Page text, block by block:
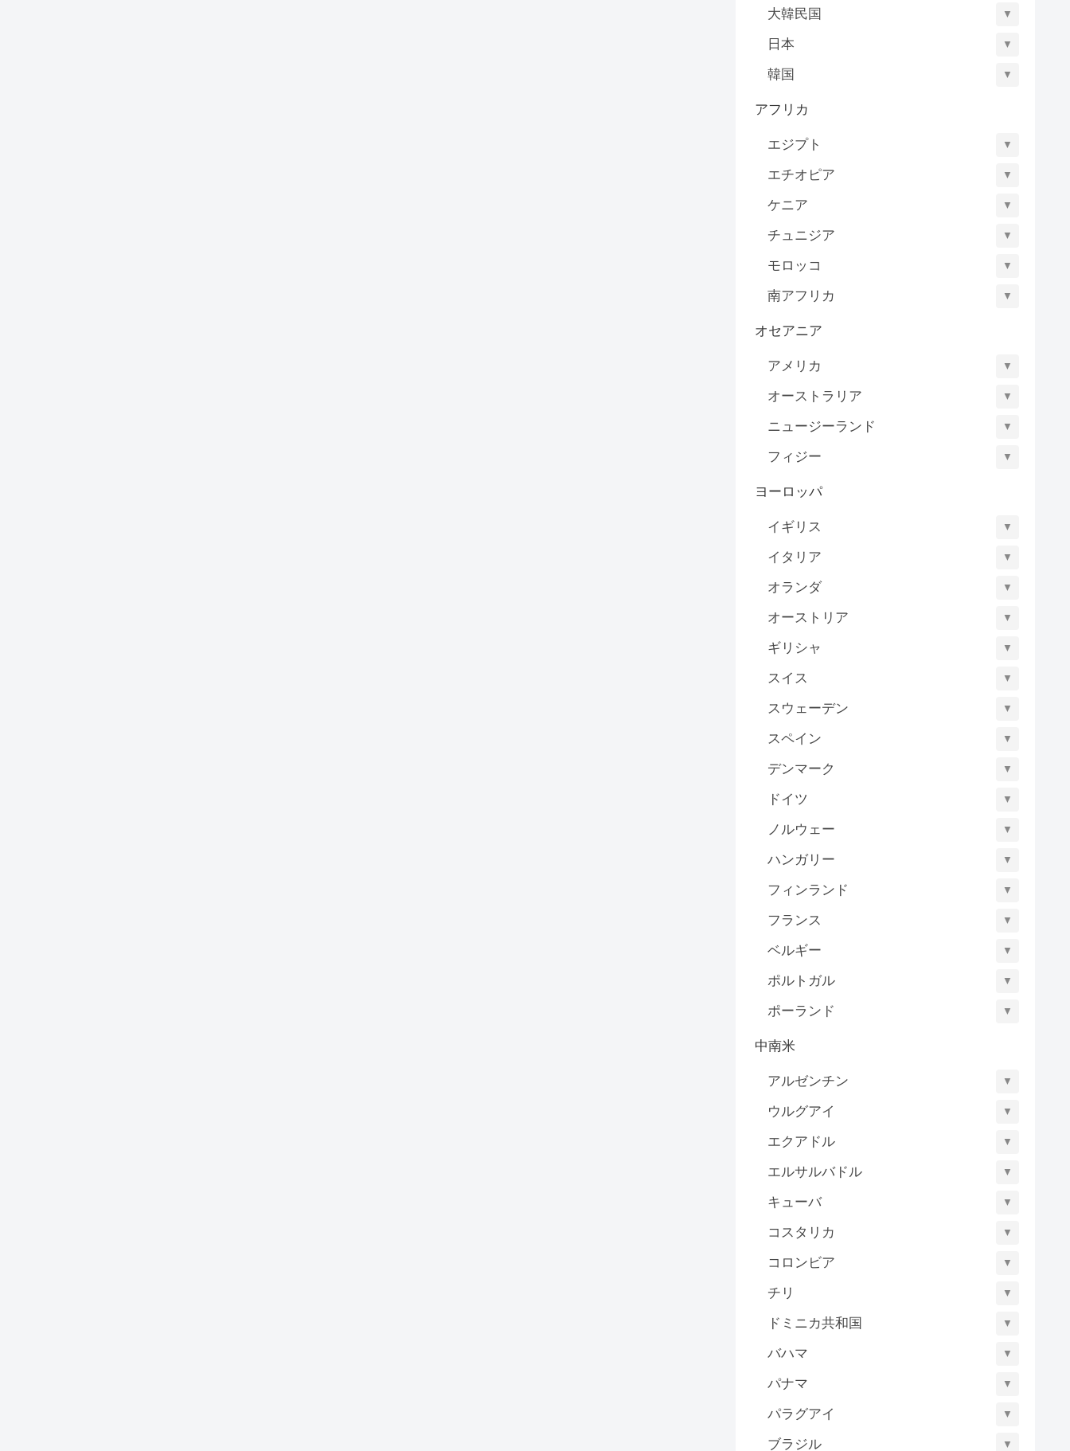
大韓民国 ▼
日本 ▼
韓国 ▼
アフリカ
エジプト ▼
エチオピア ▼
ケニア ▼
チュニジア ▼
モロッコ ▼
南アフリカ ▼
オセアニア
アメリカ ▼
オーストラリア ▼
ニュージーランド ▼
フィジー ▼
ヨーロッパ
イギリス ▼
イタリア ▼
オランダ ▼
オーストリア ▼
ギリシャ ▼
スイス ▼
スウェーデン ▼
スペイン ▼
デンマーク ▼
ドイツ ▼
ノルウェー ▼
ハンガリー ▼
フィンランド ▼
フランス ▼
ベルギー ▼
ポルトガル ▼
ポーランド ▼
中南米
アルゼンチン ▼
ウルグアイ ▼
エクアドル ▼
エルサルバドル ▼
キューバ ▼
コスタリカ ▼
コロンビア ▼
チリ ▼
ドミニカ共和国 ▼
バハマ ▼
パナマ ▼
パラグアイ ▼
ブラジル ▼